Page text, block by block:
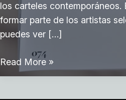
los carteles
formar parte de los artistas
puedes ver […]
Libro
Skate
Read More »